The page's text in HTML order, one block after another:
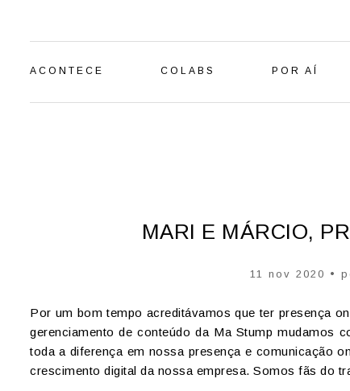
ACONTECE COLABS POR AÍ
MARI E MÁRCIO,
11 nov 2020 •
Por um bom tempo acreditávamos que ter presença
gerenciamento de conteúdo da Ma Stump mudamos
toda a diferença em nossa presença e comunicação
crescimento digital da nossa empresa. Somos fãs do